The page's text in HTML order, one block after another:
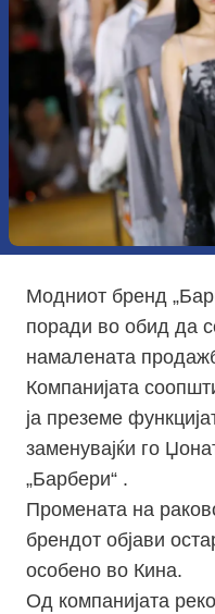
Модниот бренд
поради во обид да
намалената
Компанијата
ја преземе
заменувајќи го
„Барбери“ .
Промената на
брендот објави
особено во Кина.
Од компанијата